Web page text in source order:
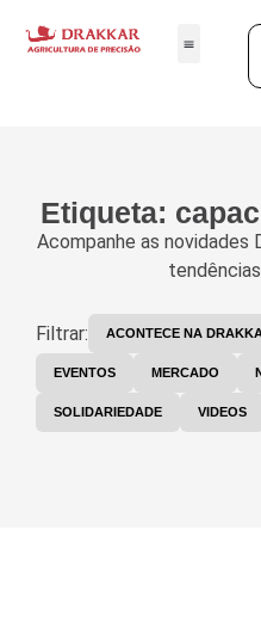
Etiqueta:
Acompanhe as novidades
Filtrar: ACONTECE NA
EVENTOS MERCADO
SOLIDARIEDADE VIDEOS